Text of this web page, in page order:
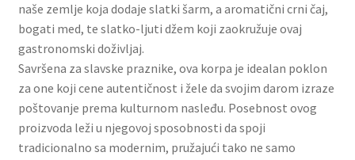
Login
My account
Naši partneri
naše zemlje koja dodaje slatki šarm, a aromatični crni čaj,
bogati med, te slatko-ljuti džem koji zaokružuje ovaj
gastronomski doživljaj.
Savršena za slavske praznike, ova korpa je idealan poklon
za one koji cene autentičnost i žele da svojim darom izraze
poštovanje prema kulturnom nasleđu. Posebnost ovog
proizvoda leži u njegovoj sposobnosti da spoji
tradicionalno sa modernim, pružajući tako ne samo